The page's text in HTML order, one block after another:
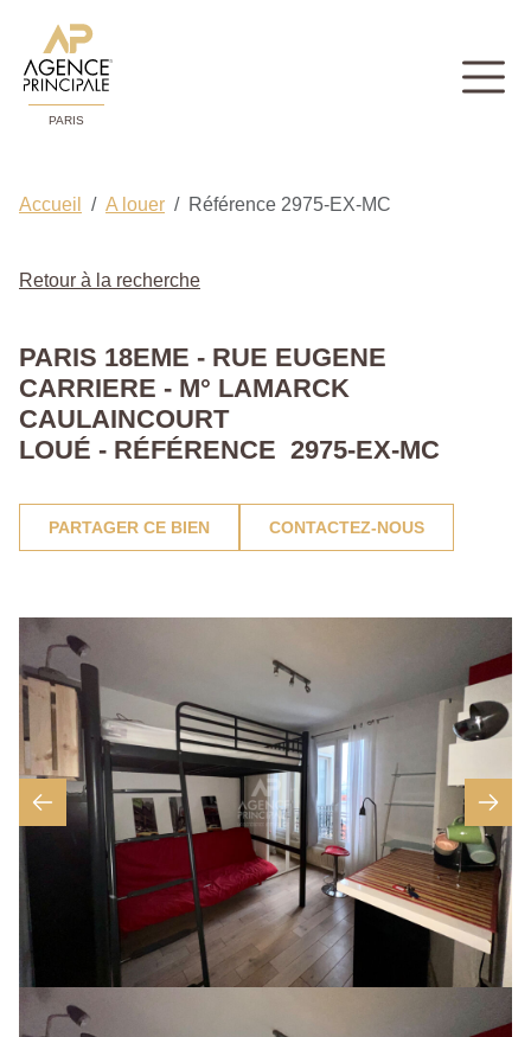
PARIS
Accueil A louer Référence 2975-EX-MC
Retour à la recherche
PARIS 18EME - RUE EUGENE
CARRIERE - M° LAMARCK
CAULAINCOURT
LOUÉ - RÉFÉRENCE 2975-EX-MC
PARTAGER CE BIEN CONTACTEZ-NOUS